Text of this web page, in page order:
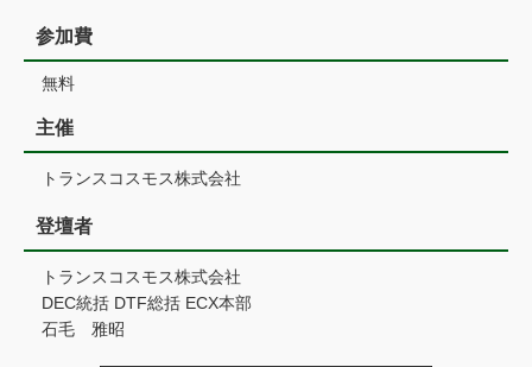
参加費
無料
主催
トランスコスモス株式会社
登壇者
トランスコスモス株式会社
DEC統括 DTF総括 ECX本部
石毛 雅昭